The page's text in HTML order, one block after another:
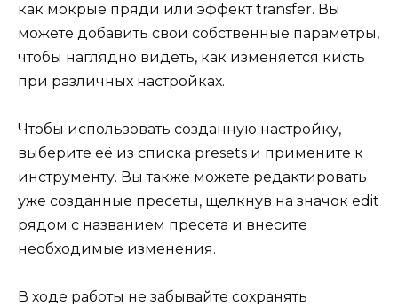
как мокрые пряди или эффект transfer. Вы
можете добавить свои собственные параметры,
чтобы наглядно видеть, как изменяется кисть
при различных настройках.
Чтобы использовать созданную настройку,
выберите её из списка presets и примените к
инструменту. Вы также можете редактировать
уже созданные пресеты, щелкнув на значок edit
рядом с названием пресета и внесите
необходимые изменения.
В ходе работы не забывайте сохранять